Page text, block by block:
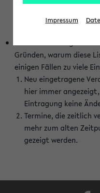
vollständig sein, wenn
die Änderungen
Gründen, warum diese
einigen Fällen zu viele
Neu eingetragene
hier immer
Eintragung keine
Termine, die zeitlich
mehr zum alten
gezeigt werden.
Impressum